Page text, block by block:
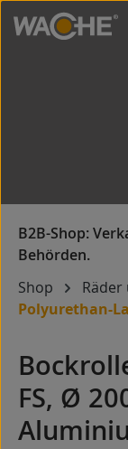
Zum Hauptinhalt
Shop
Räder
Polyurethan-
FS, Ø